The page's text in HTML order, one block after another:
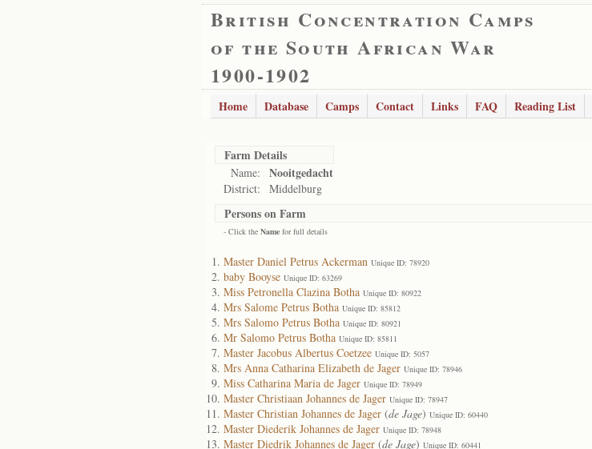
British Concentration Camps
of the South African War
1900-1902
Home Database Camps Contact Links FAQ Reading List
Farm Details
Name: Nooitgedacht
District: Middelburg
Persons on Farm
- Click the Name for full details
Master Daniel Petrus Ackerman Unique ID: 78920
baby Booyse Unique ID: 63269
Miss Petronella Clazina Botha Unique ID: 80922
Mrs Salome Petrus Botha Unique ID: 85812
Mrs Salomo Petrus Botha Unique ID: 80921
Mr Salomo Petrus Botha Unique ID: 85811
Master Jacobus Albertus Coetzee Unique ID: 5057
Mrs Anna Catharina Elizabeth de Jager Unique ID: 78946
Miss Catharina Maria de Jager Unique ID: 78949
Master Christiaan Johannes de Jager Unique ID: 78947
Master Christian Johannes de Jager (de Jage) Unique ID: 60440
Master Diederik Johannes de Jager Unique ID: 78948
Master Diedrik Johannes de Jager (de Jage) Unique ID: 60441